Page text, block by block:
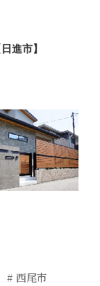
進市】
西尾市